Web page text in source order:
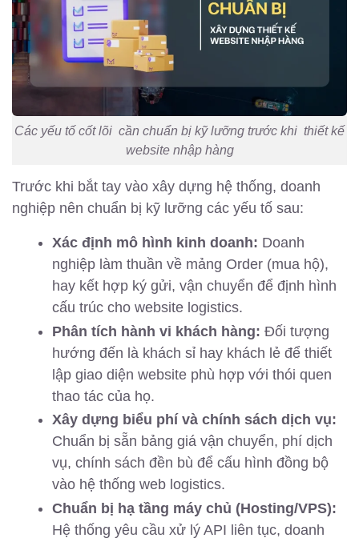
Các yếu tố cốt lõi cần chuẩn bị kỹ lưỡng trước khi thiết kế
website nhập hàng
Trước khi bắt tay vào xây dựng hệ thống, doanh
nghiệp nên chuẩn bị kỹ lưỡng các yếu tố sau:
Xác định mô hình kinh doanh: Doanh
nghiệp làm thuần về mảng Order (mua hộ),
hay kết hợp ký gửi, vận chuyển để định hình
cấu trúc cho website logistics.
Phân tích hành vi khách hàng: Đối tượng
hướng đến là khách sỉ hay khách lẻ để thiết
lập giao diện website phù hợp với thói quen
thao tác của họ.
Xây dựng biểu phí và chính sách dịch vụ:
Chuẩn bị sẵn bảng giá vận chuyển, phí dịch
vụ, chính sách đền bù để cấu hình đồng bộ
vào hệ thống web logistics.
Chuẩn bị hạ tầng máy chủ (Hosting/VPS):
Hệ thống yêu cầu xử lý API liên tục, doanh